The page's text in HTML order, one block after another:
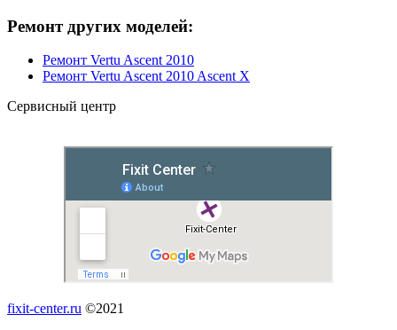
Ремонт других моделей:
Ремонт Vertu Ascent 2010
Ремонт Vertu Ascent 2010 Ascent X
Сервисный центр
fixit-center.ru ©2021